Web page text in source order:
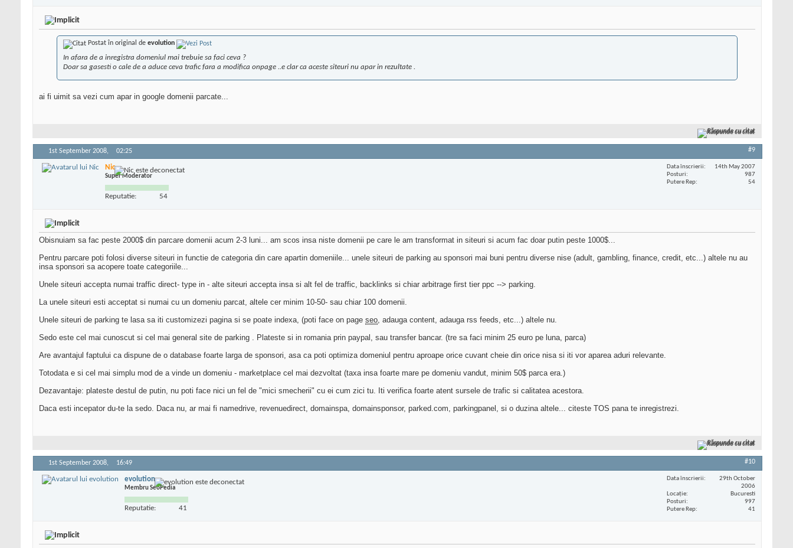
Postat în original de evolution
In afara de a inregistra domeniul mai trebuie sa faci ceva ?
Doar sa gasesti o cale de a aduce ceva trafic fara a modifica onpage ..e clar ca aceste siteuri nu apar in rezultate .
ai fi uimit sa vezi cum apar in google domenii parcate...
Răspunde cu citat
1st September 2008, 02:25 #9
Nic
Super Moderator
Reputatie: 54
Data înscrierii
14th May 2007
Posturi
987
Putere Rep
54
Obisnuiam sa fac peste 2000$ din parcare domenii acum 2-3 luni... am scos insa niste domenii pe care le am transformat in siteuri si acum fac doar putin peste 1000$...
Pentru parcare poti folosi diverse siteuri in functie de categoria din care apartin domeniile... unele siteuri de parking au sponsori mai buni pentru diverse nise (adult, gambling, finance, credit, etc...) altele nu au
insa sponsori sa acopere toate categoriile...
Unele siteuri accepta numai traffic direct- type in - alte siteuri accepta insa si alt fel de traffic, backlinks si chiar arbitrage first tier ppc --> parking.
La unele siteuri esti acceptat si numai cu un domeniu parcat, altele cer minim 10-50- sau chiar 100 domenii.
Unele siteuri de parking te lasa sa iti customizezi pagina si se poate indexa, (poti face on page seo, adauga content, adauga rss feeds, etc...) altele nu.
Sedo este cel mai cunoscut si cel mai general site de parking . Plateste si in romania prin paypal, sau transfer bancar. (tre sa faci minim 25 euro pe luna, parca)
Are avantajul faptului ca dispune de o database foarte larga de sponsori, asa ca poti optimiza domeniul pentru aproape orice cuvant cheie din orice nisa si iti vor aparea aduri relevante.
Totodata e si cel mai simplu mod de a vinde un domeniu - marketplace cel mai dezvoltat (taxa insa foarte mare pe domeniu vandut, minim 50$ parca era.)
Dezavantaje: plateste destul de putin, nu poti face nici un fel de "mici smecherii" cu ei cum zici tu. Iti verifica foarte atent sursele de trafic si calitatea acestora.
Daca esti incepator du-te la sedo. Daca nu, ar mai fi namedrive, revenuedirect, domainspa, domainsponsor, parked.com, parkingpanel, si o duzina altele... citeste TOS pana te inregistrezi.
Răspunde cu citat
1st September 2008, 16:49 #10
evolution
Membru SeoPedia
Reputatie: 41
Data înscrierii
29th October
2006
Locaţie
Bucuresti
Posturi
997
Putere Rep
41